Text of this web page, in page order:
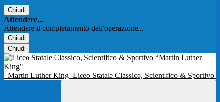
Chiudi
Attendere...
Attendere il completamento dell'operazione...
Chiudi
Chiudi
Martin Luther King Liceo Statale Classico, Scientifico & Sportivo